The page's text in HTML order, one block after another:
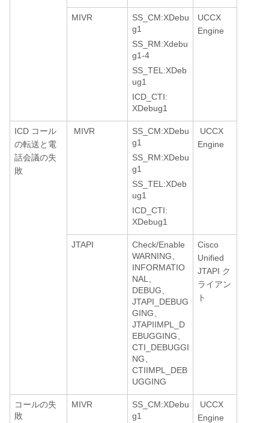
MIVR
SS_CM:XDebu
g1
SS_RM:Xdebu
g1-4
SS_TEL:XDeb
ug1
ICD_CTI:
XDebug1
UCCX
Engine
ICD コール
の転送と電
話会議の失
敗
MIVR
SS_CM:XDebu
g1
SS_RM:XDebu
g1
SS_TEL:XDeb
ug1
ICD_CTI:
XDebug1
UCCX
Engine
JTAPI
Check/Enable
WARNING、
INFORMATIO
NAL、
DEBUG、
JTAPI_DEBUG
GING、
JTAPIIMPL_D
EBUGGING、
CTI_DEBUGGI
NG、
CTIIMPL_DEB
UGGING
Cisco
Unified
JTAPI ク
ライアン
ト
コールの失
敗
MIVR
SS_CM:XDebu
g1
UCCX
Engine